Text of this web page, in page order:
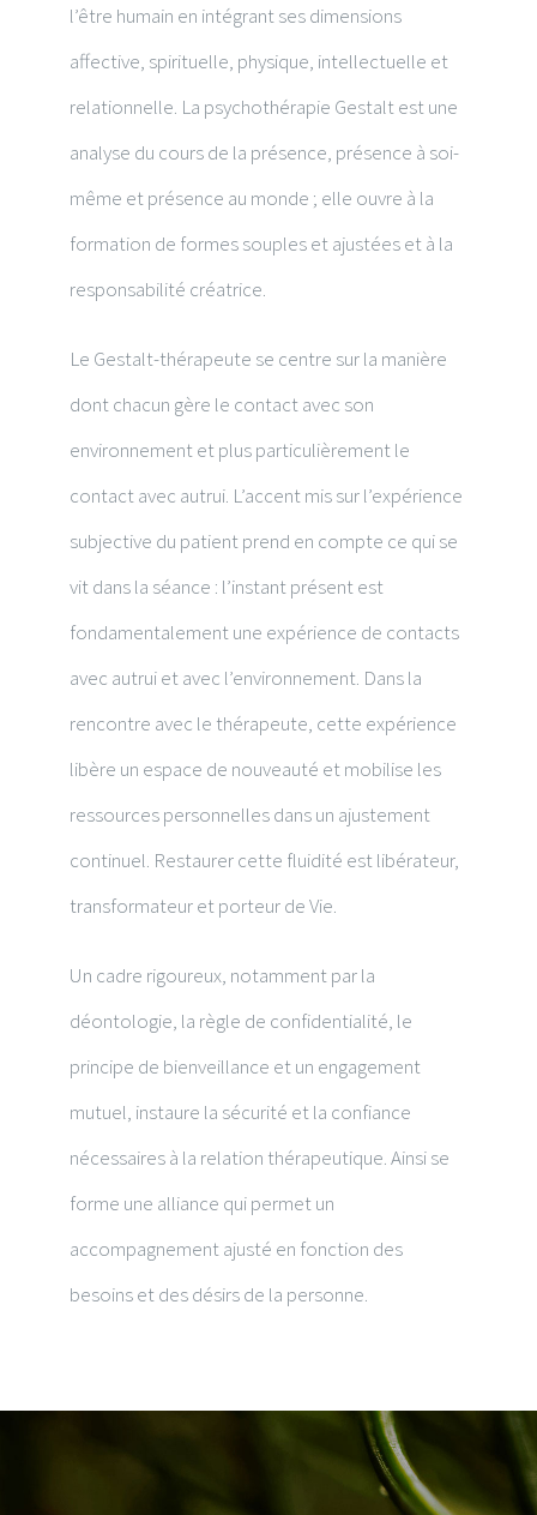
l’être humain en intégrant ses dimensions
affective, spirituelle, physique, intellectuelle et
relationnelle. La psychothérapie Gestalt est une
analyse du cours de la présence, présence à soi-
même et présence au monde ; elle ouvre à la
formation de formes souples et ajustées et à la
responsabilité créatrice.
Le Gestalt-thérapeute se centre sur la manière
dont chacun gère le contact avec son
environnement et plus particulièrement le
contact avec autrui. L’accent mis sur l’expérience
subjective du patient prend en compte ce qui se
vit dans la séance : l’instant présent est
fondamentalement une expérience de contacts
avec autrui et avec l’environnement. Dans la
rencontre avec le thérapeute, cette expérience
libère un espace de nouveauté et mobilise les
ressources personnelles dans un ajustement
continuel. Restaurer cette fluidité est libérateur,
transformateur et porteur de Vie.
Un cadre rigoureux, notamment par la
déontologie, la règle de confidentialité, le
principe de bienveillance et un engagement
mutuel, instaure la sécurité et la confiance
nécessaires à la relation thérapeutique. Ainsi se
forme une alliance qui permet un
accompagnement ajusté en fonction des
besoins et des désirs de la personne.